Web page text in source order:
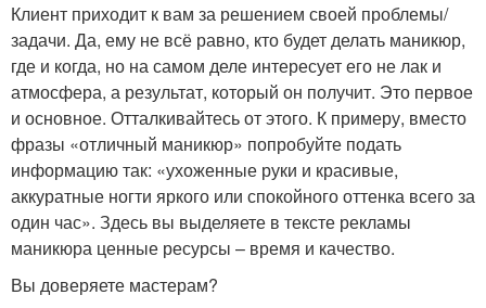
Клиент приходит к вам за решением своей проблемы/
задачи. Да, ему не всё равно, кто будет делать маникюр,
где и когда, но на самом деле интересует его не лак и
атмосфера, а результат, который он получит. Это первое
и основное. Отталкивайтесь от этого. К примеру, вместо
фразы «отличный маникюр» попробуйте подать
информацию так: «ухоженные руки и красивые,
аккуратные ногти яркого или спокойного оттенка всего за
один час». Здесь вы выделяете в тексте рекламы
маникюра ценные ресурсы – время и качество.
Вы доверяете мастерам?